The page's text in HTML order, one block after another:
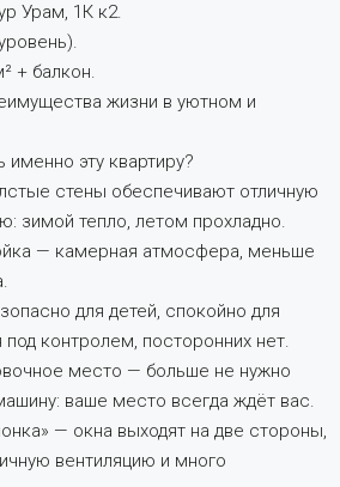
Урам, 1К к2.
+ балкон.
жизни в уютном и
эту квартиру?
стены обеспечивают отличную
зимой тепло, летом прохладно.
— камерная атмосфера, меньше
для детей, спокойно для
контролем, посторонних нет.
место — больше не нужно
ваше место всегда ждёт вас.
— окна выходят на две стороны,
вентиляцию и много